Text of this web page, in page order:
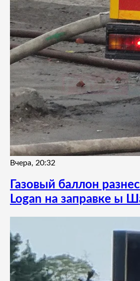
Вчера, 20:32
Газовый баллон
Logan на заправке ы